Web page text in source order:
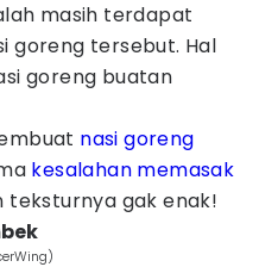
masih terdapat
goreng tersebut. Hal
goreng buatan
nasi goreng
kesalahan memasak
teksturnya gak enak!